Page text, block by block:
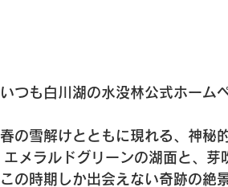
いつも白川湖の水没林公式ホーム
春の雪解けとともに現れる、神秘
エメラルドグリーンの湖面と、
この時期しか出会えない奇跡の絶